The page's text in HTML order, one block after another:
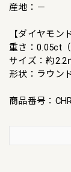
産地：－
【ダイヤモン
重さ：0.05ct（
サイズ：約2.2
形状：ラウン
商品番号：